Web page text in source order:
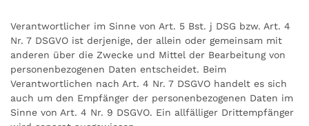
Verantwortlicher im Sinne von Art. 5 Bst. j DSG bzw. Art. 4
Nr. 7 DSGVO ist derjenige, der allein oder gemeinsam mit
anderen über die Zwecke und Mittel der Bearbeitung von
personenbezogenen Daten entscheidet. Beim
Verantwortlichen nach Art. 4 Nr. 7 DSGVO handelt es sich
auch um den Empfänger der personenbezogenen Daten im
Sinne von Art. 4 Nr. 9 DSGVO. Ein allfälliger Drittempfänger